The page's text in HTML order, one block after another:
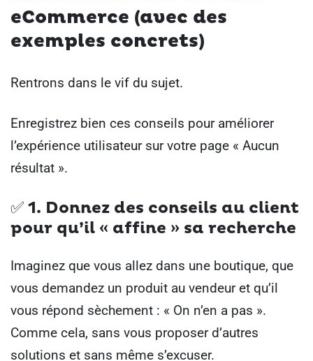
eCommerce (avec des
exemples concrets)
Rentrons dans le vif du sujet.
Enregistrez bien ces conseils pour améliorer
l’expérience utilisateur sur votre page « Aucun
résultat ».
✅ 1. Donnez des conseils au client
pour qu’il « affine » sa recherche
Imaginez que vous allez dans une boutique, que
vous demandez un produit au vendeur et qu’il
vous répond sèchement : « On n’en a pas ».
Comme cela, sans vous proposer d’autres
solutions et sans même s’excuser.